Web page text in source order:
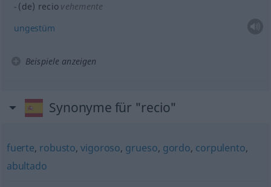
(de) recio vehemente
ungestüm
Beispiele anzeigen
Synonyme für "recio"
fuerte, robusto,vigoroso, grueso, gordo, corpulento,
abultado